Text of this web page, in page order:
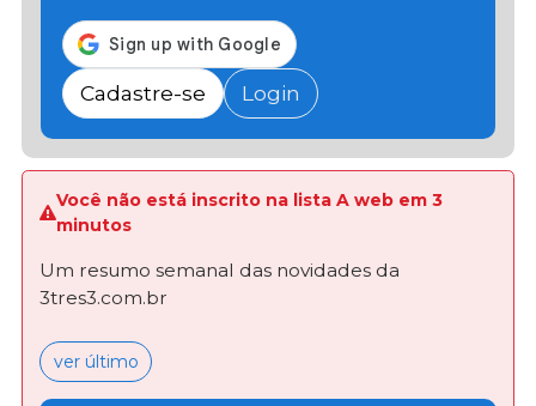
Cadastre-se Login
Você não está inscrito na lista A web em 3
minutos
Um resumo semanal das novidades da
3tres3.com.br
ver último